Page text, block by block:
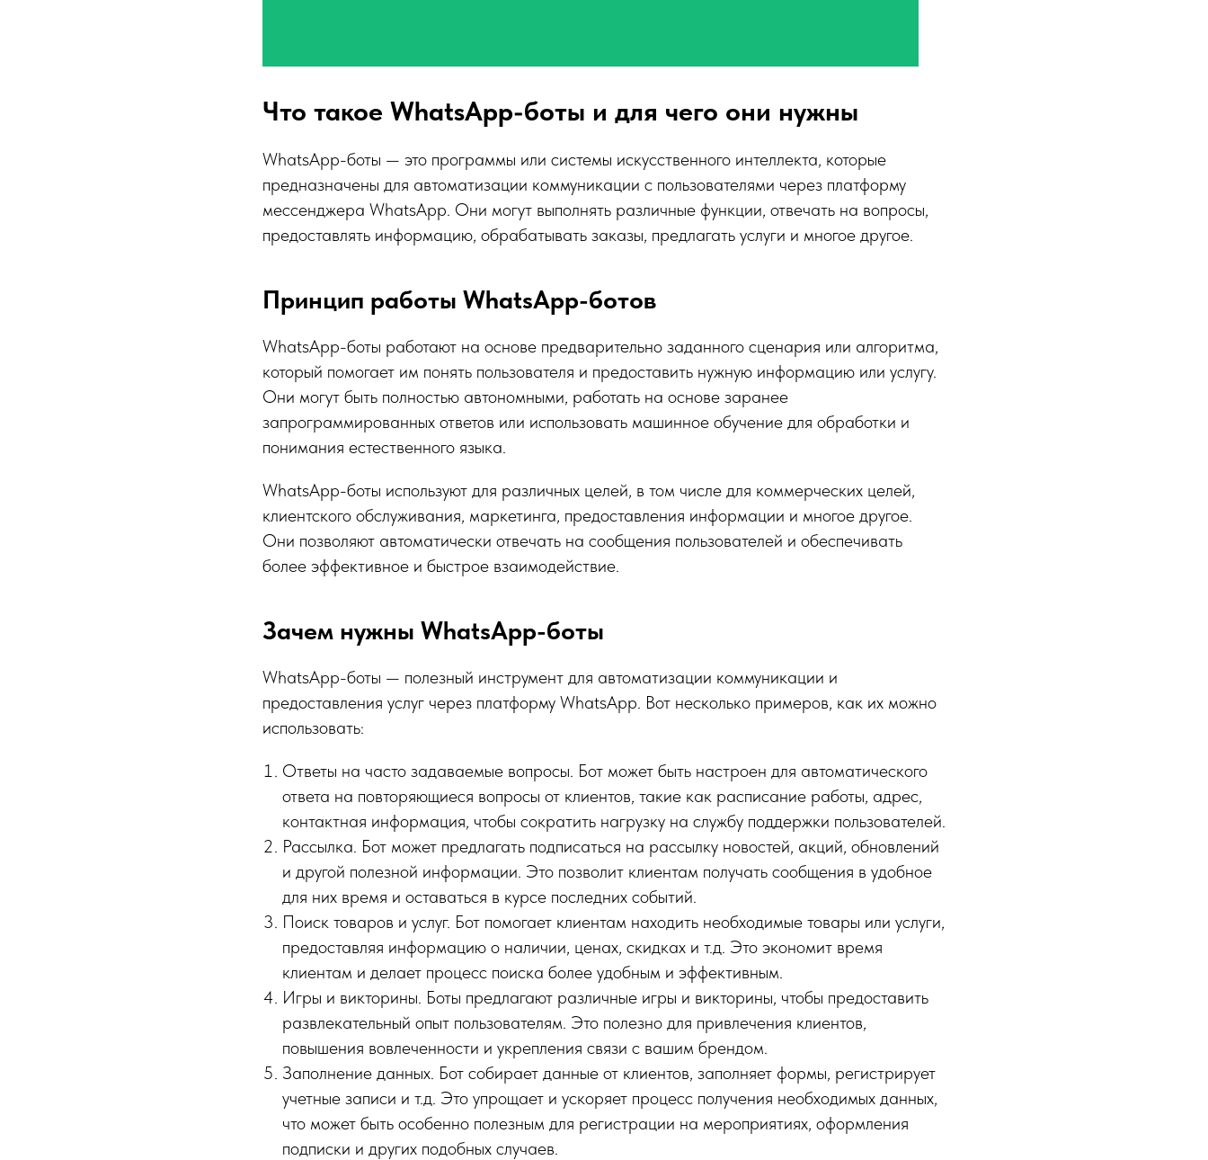
Что такое WhatsApp-боты и для чего они нужны
WhatsApp-боты — это программы или системы искусственного интеллекта, которые
предназначены для автоматизации коммуникации с пользователями через платформу
мессенджера WhatsApp. Они могут выполнять различные функции, отвечать на вопросы,
предоставлять информацию, обрабатывать заказы, предлагать услуги и многое другое.
Принцип работы WhatsApp-ботов
WhatsApp-боты работают на основе предварительно заданного сценария или алгоритма,
который помогает им понять пользователя и предоставить нужную информацию или услугу.
Они могут быть полностью автономными, работать на основе заранее
запрограммированных ответов или использовать машинное обучение для обработки и
понимания естественного языка.
WhatsApp-боты используют для различных целей, в том числе для коммерческих целей,
клиентского обслуживания, маркетинга, предоставления информации и многое другое.
Они позволяют автоматически отвечать на сообщения пользователей и обеспечивать
более эффективное и быстрое взаимодействие.
Зачем нужны WhatsApp-боты
WhatsApp-боты — полезный инструмент для автоматизации коммуникации и
предоставления услуг через платформу WhatsApp. Вот несколько примеров, как их можно
использовать:
Ответы на часто задаваемые вопросы. Бот может быть настроен для автоматического
ответа на повторяющиеся вопросы от клиентов, такие как расписание работы, адрес,
контактная информация, чтобы сократить нагрузку на службу поддержки пользователей.
Рассылка. Бот может предлагать подписаться на рассылку новостей, акций, обновлений
и другой полезной информации. Это позволит клиентам получать сообщения в удобное
для них время и оставаться в курсе последних событий.
Поиск товаров и услуг. Бот помогает клиентам находить необходимые товары или услуги,
предоставляя информацию о наличии, ценах, скидках и т.д. Это экономит время
клиентам и делает процесс поиска более удобным и эффективным.
Игры и викторины. Боты предлагают различные игры и викторины, чтобы предоставить
развлекательный опыт пользователям. Это полезно для привлечения клиентов,
повышения вовлеченности и укрепления связи с вашим брендом.
Заполнение данных. Бот собирает данные от клиентов, заполняет формы, регистрирует
учетные записи и т.д. Это упрощает и ускоряет процесс получения необходимых данных,
что может быть особенно полезным для регистрации на мероприятиях, оформления
подписки и других подобных случаев.